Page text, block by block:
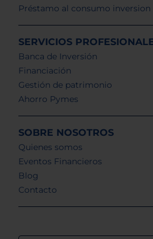
Préstamo al consumo inversion
SERVICIOS
Banca de Inversión
Financiación
Gestión de patrimonio
Ahorro Pymes
SOBRE NOSOTROS
Quienes somos
Eventos Financieros
Blog
Contacto